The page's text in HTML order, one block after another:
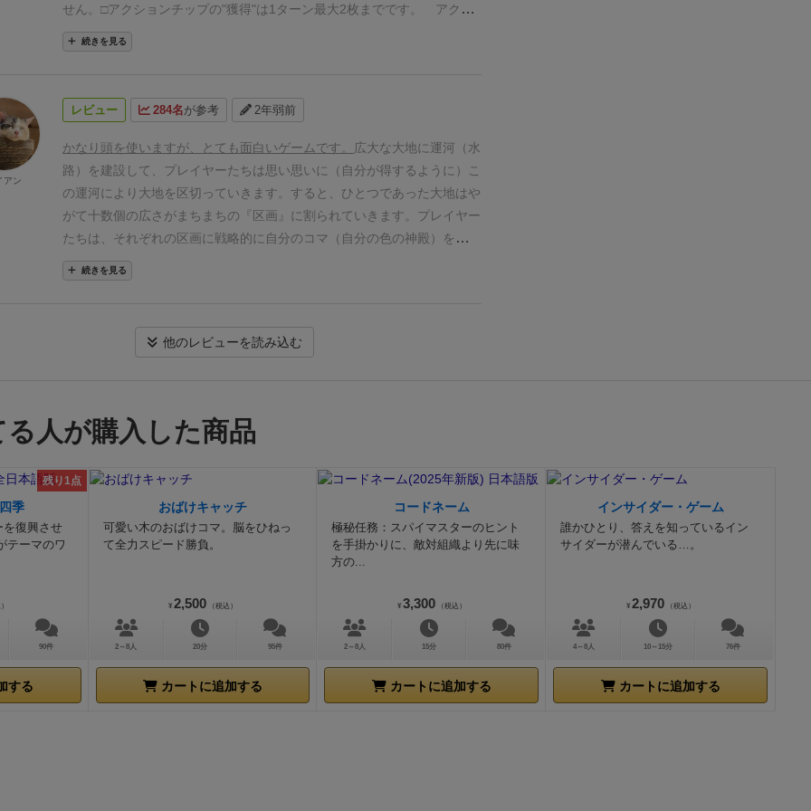
せん。□アクションチップの"獲得"は1ターン最大2枚までです。 アクシ
ョンチップの"使用"に枚数の制限はありません。
です、それ以外の方向から橋の上移動することはできません。
間違いやすいルール、自分のインスト漏れ・抜けの失敗などを投稿してい
ます。皆の失敗がこのSNS上にどんどん集まればいいなと思っておりま
す。 ---
続きを見る
レビュー 284名が参考 2年弱前
かなり頭を使いますが、とても面白いゲームです。
広大な大地に運河（水
路）を建設して、プレイヤーたちは思い思いに（自分が得するように）こ
の運河により大地を区切っていきます。すると、ひとつであった大地はや
がて十数個の広さがまちまちの『区画』に割られていきます。 プレイヤー
たちは、それぞれの区画に戦略的に自分のコマ（自分の色の神殿）を配置
して、建てた神殿の高さでマジョリティ争いを行います。
からは、より大きな得点が入る仕組みです。
ーたち自身がどのように面積を割り振るのかを考えながら作っていく
うところが、独特で面白いなと感じました。
争いに敗れれば当然得点は伸びません。
運河建設により分割されていきます。
かなり運要素が強い作品です。しかし、
この『メキシカ』は、まったく運
に左右される要素がない、ガチガチの論理的ゲームです。
ゲームに勝利す
るためには、他人の邪魔をすることが必須のゲームとなっています。（個
人的には『コリドール』というゲームとよく似ていると思います。）その
たり、またそれを楽しめる人なら面白いこと間違いなし❗️です。頭を使う
ので終わると、ヘトヘトです。それが唯一の難点かも。
この作品は古い作
品のようですが、このような質の高い面白いゲームを知ると、ボードゲー
ムというものの奥の深さに心底感動します。
スーパーミープル版は、デザ
インが美しく、部品も精巧です。ルールもシンプルで、難しい点は何一つ
続きを見る
アン
他のレビューを読み込む
人が購入した商品
残り1点
季
を復興させ
テーマのワ
90件
する
おばけキャッチ
可愛い木のおばけコマ。脳をひねっ
て全力スピード勝負。
¥ 2,500 （税込）
2～8人 20分 95件
カートに追加する
コードネーム
極秘任務：スパイマスターのヒント
を手掛かりに、敵対組織より先に味
方の...
¥ 3,300 （税込）
2～8人 15分 80件
カートに追加する
インサイダー・ゲーム
誰かひとり、答えを知っているイン
サイダーが潜んでいる…。
¥ 2,970 （税込）
4～8人 10～15分 76件
カートに追加する